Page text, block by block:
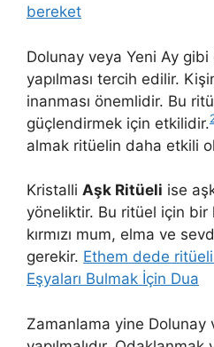
bereket
Dolunay veya Yeni Ay
yapılması tercih edilir.
inanması önemlidir. Bu
güçlendirmek için etkilidir.
almak ritüelin daha etkili
Kristalli Aşk Ritüeli ise
yöneliktir. Bu ritüel için bir
kırmızı mum, elma ve
gerekir. Ethem dede ritüeli
Eşyaları Bulmak İçin Dua
Zamanlama yine Dolunay